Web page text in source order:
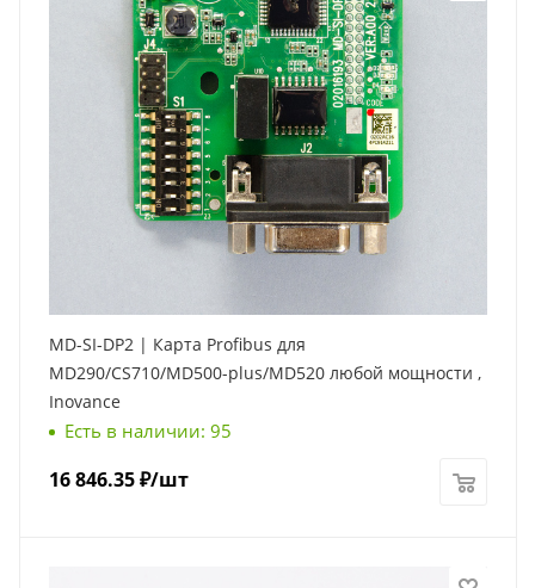
MD-SI-DP2 | Карта Profibus для
MD290/CS710/MD500-plus/MD520 любой мощности ,
Inovance
Есть в наличии: 95
16 846.35₽/шт